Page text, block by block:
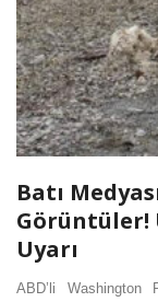
Batı
Görüntüler!
Uyarı
ABD’li Washington